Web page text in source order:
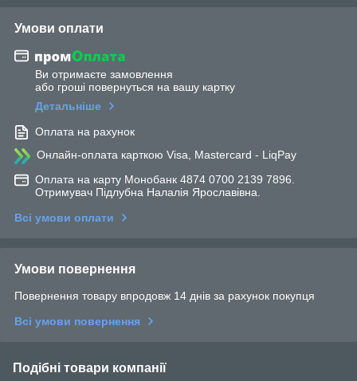
Умови оплати
Ви отримаєте замовлення
або гроші повернуться на вашу картку
Детальніше
Оплата на рахунок
Онлайн-оплата карткою Visa, Mastercard - LiqPay
Оплата на карту Монобанк 4874 0700 2139 7896.
Отримувач Підлубна Налалія Ярославівна.
Всі умови оплати
Умови повернення
Повернення товару впродовж 14 днів за рахунок покупця
Всі умови повернення
Подібні товари компанії